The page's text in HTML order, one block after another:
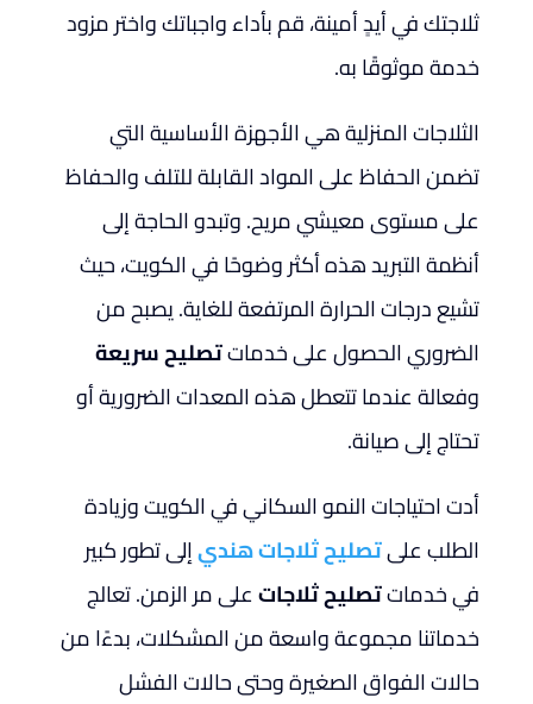
ثلاجتك في أيدٍ أمينة، قم بأداء واجباتك واختر مزود
خدمة موثوقًا به.
الثلاجات المنزلية هي الأجهزة الأساسية التي
تضمن الحفاظ على المواد القابلة للتلف والحفاظ
على مستوى معيشي مريح. وتبدو الحاجة إلى
أنظمة التبريد هذه أكثر وضوحًا في الكويت، حيث
تشيع درجات الحرارة المرتفعة للغاية. يصبح من
الضروري الحصول على خدماتتصليح سريعة
وفعالة عندما تتعطل هذه المعدات الضرورية أو
تحتاج إلى صيانة.
أدت احتياجات النمو السكاني في الكويت وزيادة
الطلب علىتصليح ثلاجات هنديإلى تطور كبير
في خدماتتصليح ثلاجاتعلى مر الزمن. تعالج
خدماتنا مجموعة واسعة من المشكلات، بدءًا من
حالات الفواق الصغيرة وحتى حالات الفشل